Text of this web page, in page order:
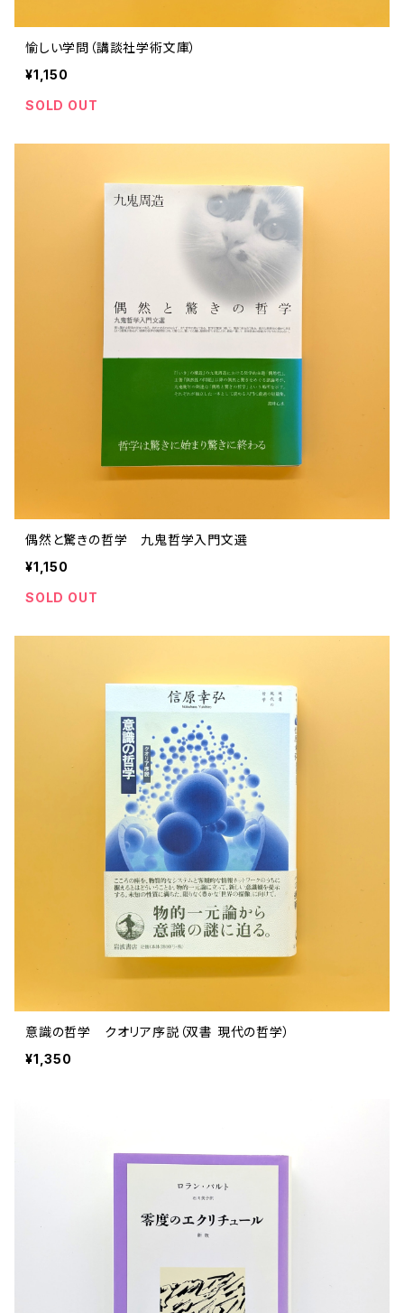
愉しい学問（講談社学術文庫）
¥1,150
SOLD OUT
偶然と驚きの哲学 九鬼哲学入門文選
¥1,150
SOLD OUT
意識の哲学 クオリア序説（双書 現代の哲学）
¥1,350